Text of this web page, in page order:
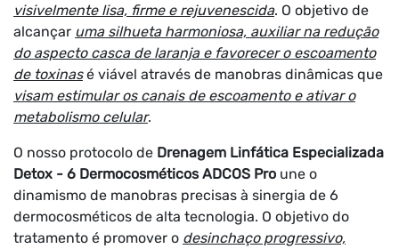
visivelmente lisa, firme e rejuvenescida. O objetivo de
alcançar uma silhueta harmoniosa, auxiliar na redução
do aspecto casca de laranja e favorecer o escoamento
de toxinasé viável através de manobras dinâmicas que
visam estimular os canais de escoamento e ativar o
metabolismo celular.
O nosso protocolo de Drenagem Linfática Especializada
Detox - 6 Dermocosméticos ADCOS Pro une o
dinamismo de manobras precisas à sinergia de 6
dermocosméticos de alta tecnologia. O objetivo do
tratamento é promover o desinchaço progressivo,